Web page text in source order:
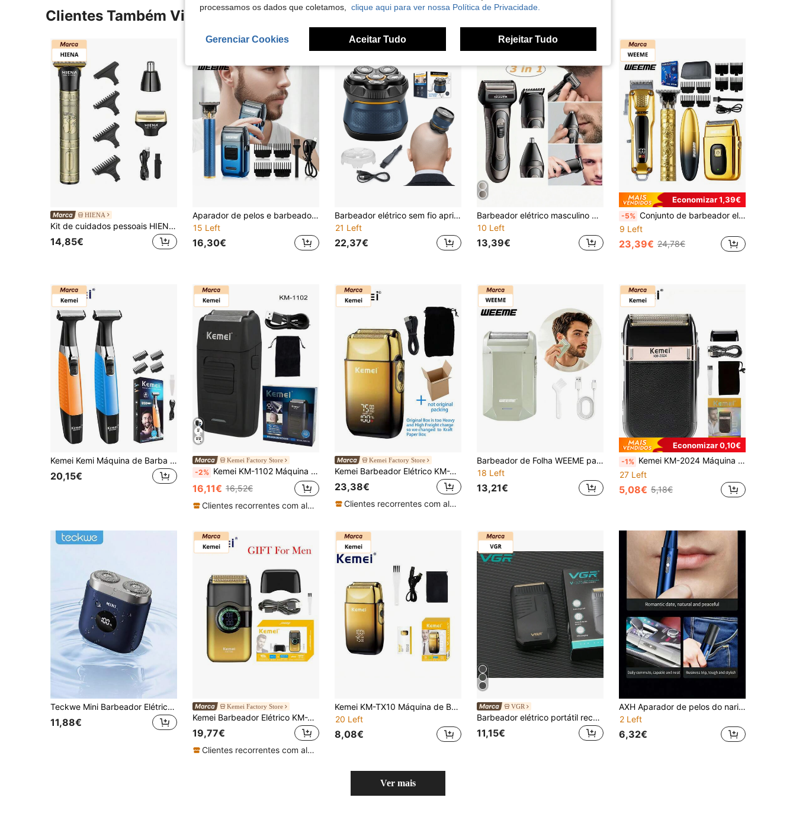
Clientes Também Visitaram
HIENA
Kit de cuidados pessoais HIENA 3 em 1 sem fio, na cor cobre, com carregamento rápido e longa duração da bateria. Inclui barbeador elétrico, aparador de pelos do nariz, carregador veicular USB e design à prova d'água. Uma escolha ideal para homens e um presente perfeito para o Dia dos Pais. Este kit recarregável é adequado para aparar barba, cabelo, pelos do corpo e do rosto.
14,85€
Aparador de pelos e barbeador elétrico 2 em 1 WEEME, kit de cuidados masculinos com carregamento USB, 4 pentes guia para barba, cabelo e costeletas, design azul moderno.
15 Left
16,30€
Barbeador elétrico sem fio aprimorado para homens calvos, com 6 lâminas rotativas de dupla ação, à prova d'água para uso seco e molhado, bateria de lítio recarregável, proporciona uma experiência de barbear suave.
21 Left
22,37€
Barbeador elétrico masculino de folha de alumínio, barbeador recíproco recarregável sem fios USB, aparador elétrico para pelos do nariz e orelhas, barbeador de precisão para barba e laterais, barbeador elétrico recarregável, máquina de cortar cabelo recarregável, kit de cuidados masculinos, barbeador masculino
10 Left
13,39€
Economizar 1,39€
-5% Conjunto de barbeador elétrico 4 em 1 WEEME para homens - Barbeador elétrico sem fio recarregável com aparador, visor digital, aparador de precisão para cabelo e barba, presente perfeito para aniversário, feriado, Dia dos Pais para pai ou namorado.
9 Left
23,39€ 24,78€
Kemei Kemi Máquina de Barba Elétrica Multifunções para Homem IPX7 à Prova de Água & Aparador de Barba | Carregamento USB, Sistema Multilâminas, Cabeças para Aparar Sobrancelhas e Corpo, Barba e Depilação para Homem | Kit de Cuidados Pessoais para Casa e Viagem, Presente para Homem
20,15€
Kemei Factory Store
-2% Kemei KM-1102 Máquina de barbear elétrica para homem, uso húmido & seco, recarregável por USB, para barbear, aparar barba, pelos faciais, adequada para uso diário.
16,11€ 16,52€
Clientes recorrentes com alta taxa de retorno
Kemei Factory Store
Kemei Barbeador Elétrico KM-TX10, Barbeador Profissional Masculino de Alta Velocidade 7500 RPM, Aparador de Barba, Barbeador Recarregável via USB, Barbeador para Cabeça Raspada, Uso Diário Masculino, Barbeador Reciprocante de Lâmina Dupla
23,38€
Clientes recorrentes com alta taxa de retorno
Barbeador de Folha WEEME para Homem, Barbeador Elétrico Recarregável USB-C, Aparador de Patilhas, Barbeador de Barba Portátil Sem Fio, Ferramenta de Precisão para Cuidados Faciais, Mini Lâmina de Viagem para Casa, Escritório e Viagens de Negócios
18 Left
13,21€
Economizar 0,10€
-1% Kemei KM-2024 Máquina de barbear elétrica para homem | Aparador de barba, carregamento USB | Máquina de barbear de precisão sem fios e produto de remoção de pelos | Estojo de viagem ultraportátil para bolso | Presente de férias para pai/marido/amigo/filho
27 Left
5,08€ 5,18€
Teckwe Mini Barbeador Elétrico Portátil para Homem, Recarregável por USB, Ecrã Digital, Lâmina Dupla, Barbeador de Bolso Compacto e Impermeável para Viagens, para Barba Diária e Viagens de Negócios
11,88€
Kemei Factory Store
Kemei Barbeador Elétrico KM-T389, Barbeador Masculino de Folha Reciprocante em Cor Fashion, Aparador de Barba Recarregável por USB, Presente para Homem, Presente de Aniversário para Namorado
19,77€
Clientes recorrentes com alta taxa de retorno
Kemei KM-TX10 Máquina de Barba Elétrica Profissional para Homem, Aparador de Barba, Recarregável por USB, Máquina para Cabeça Rapada, Bateria de Longa Duração, Uso Húmido e Seco, Uso Diário, Lâmina Dupla, Máquina de Barba Rotativa com Folha
20 Left
8,08€
VGR
Barbeador elétrico portátil recarregável VGR de plástico para homens V-375
11,15€
AXH Aparador de pelos do nariz e orelha elétrico, lâmina dupla de aço inoxidável, depilador portátil indolor a bateria
2 Left
6,32€
Ver mais
processamos os dados que coletamos, clique aqui para ver nossa Política de Privacidade.
Gerenciar Cookies Aceitar Tudo Rejeitar Tudo